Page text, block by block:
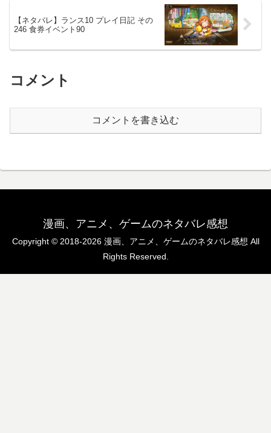
【ネタバレ】ランス10 プレイ日記 その
246 食券イベント90
コメント
コメントを書き込む
漫画、アニメ、ゲームのネタバレ感想
Copyright © 2018-2026 漫画、アニメ、ゲームのネタバレ感想 All
Rights Reserved.